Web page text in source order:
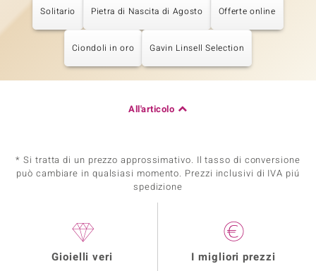
Solitario Pietra di Nascita di Agosto Offerte online
Ciondoli in oro Gavin Linsell Selection
All'articolo
* Si tratta di un prezzo approssimativo. Il tasso di conversione
può cambiare in qualsiasi momento. Prezzi inclusivi di IVA piú
spedizione
Gioielli veri I migliori prezzi